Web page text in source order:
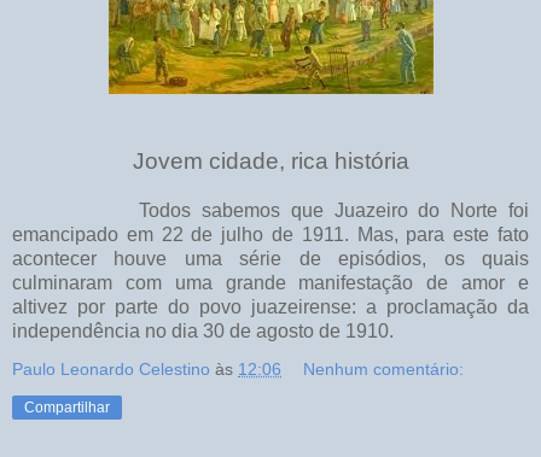
Jovem cidade, rica história
Todos sabemos que Juazeiro do Norte foi
emancipado em 22 de julho de 1911. Mas, para este fato
acontecer houve uma série de episódios, os quais
culminaram com uma grande manifestação de amor e
altivez por parte do povo juazeirense: a proclamação da
independência no dia 30 de agosto de 1910.
Paulo Leonardo Celestino às 12:06 Nenhum comentário:
Compartilhar